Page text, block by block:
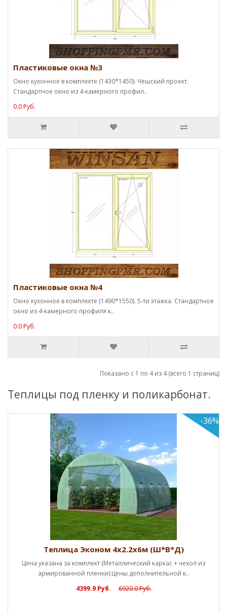
Пластиковые окна №3
Окно кухонное в комплекте (1430*1450). Чешский проект.
Стандартное окно из 4-камерного профил..
0.0 Руб.
Пластиковые окна №4
Окно кухонное в комплекте (1490*1550). 5-ти этажка. Стандартное
окно из 4-камерного профиля к..
0.0 Руб.
Показано с 1 по 4 из 4 (всего 1 страниц)
Теплицы под пленку и поликарбонат.
Теплица Эконом 4х2.2х6м (Ш*В*Д)
Цена указана за комплект (Металлический каркас + чехол из
армированной пленки).Цены дополнительной к..
4399.9 Руб.
6920.0 Руб.
-36%